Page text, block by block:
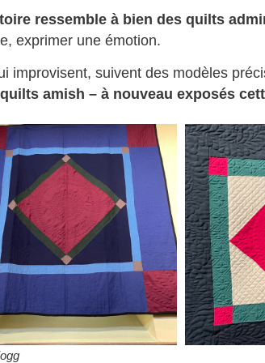
ressemble à bien des quilts
exprimer une émotion.
improvisent, suivent des modèles
amish – à nouveau exposés